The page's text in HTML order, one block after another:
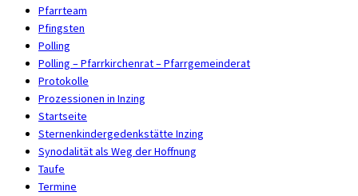
Pfarrteam
Pfingsten
Polling
Polling – Pfarrkirchenrat – Pfarrgemeinderat
Protokolle
Prozessionen in Inzing
Startseite
Sternenkindergedenkstätte Inzing
Synodalität als Weg der Hoffnung
Taufe
Termine